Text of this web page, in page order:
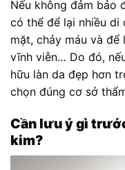
Nếu không đảm bảo
có thể để lại nhiều di
mặt, chảy máu và
vĩnh viễn… Do đó,
hữu làn da đẹp hơn
chọn đúng cơ sở
Cần lưu ý gì
kim?